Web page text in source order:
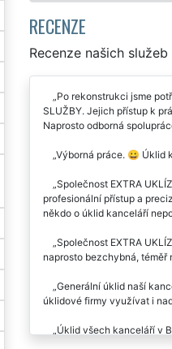
RECENZE
Recenze našich
Po rekonstrukci jsme
SLUŽBY. Jejich přístup k
Naprosto odborná
Výborná práce. 😀 Úklid
Společnost EXTRA
profesionální přístup a
někdo o úklid kanceláří
Společnost EXTRA
naprosto bezchybná,
Generální úklid naší
úklidové firmy využívat i
Úklid všech kanceláří v